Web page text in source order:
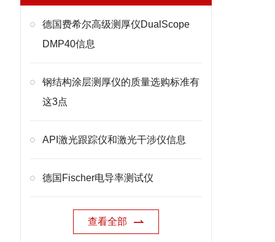
德国费希尔高级测厚仪DualScope
DMP40信息
钢结构涂层测厚仪的质量选购标准有
这3点
API激光跟踪仪和激光干涉仪信息
德国Fischer电导率测试仪
查看全部